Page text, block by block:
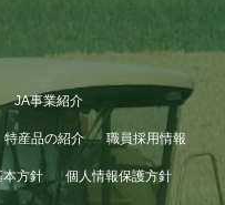
JA事業紹介
特産品の紹介 職員採用情報
本方針 個人情報保護方針